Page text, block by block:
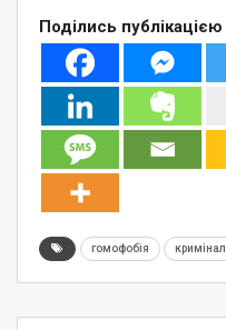
Поділись публікацією
гомофобія кримінал